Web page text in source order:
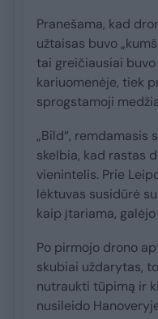
Pranešama, kad
užtaisas buvo
tai greičiausiai buvo
kariuomenėje, tiek
sprogstamoji
„Bild“, remdamasis
skelbia, kad rastas
vienintelis. Prie
lėktuvas susidūrė
kaip įtariama,
Po pirmojo drono
skubiai uždarytas,
nutraukti tūpimą ir
nusileido